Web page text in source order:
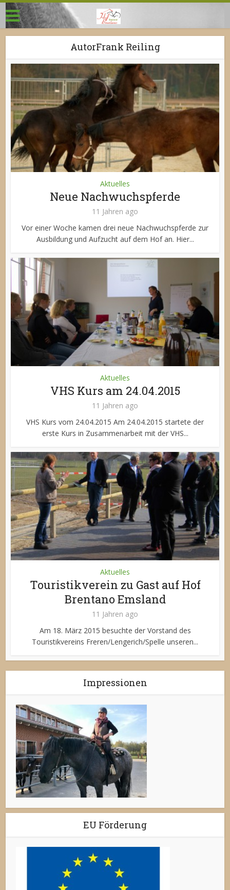
AutorFrank Reiling
Aktuelles
Neue Nachwuchspferde
11 Jahren ago
Vor einer Woche kamen drei neue Nachwuchspferde zur
Ausbildung und Aufzucht auf dem Hof an. Hier...
Aktuelles
VHS Kurs am 24.04.2015
11 Jahren ago
VHS Kurs vom 24.04.2015 Am 24.04.2015 startete der
erste Kurs in Zusammenarbeit mit der VHS...
Aktuelles
Touristikverein zu Gast auf Hof
Brentano Emsland
11 Jahren ago
Am 18. März 2015 besuchte der Vorstand des
Touristikvereins Freren/Lengerich/Spelle unseren...
Impressionen
EU Förderung